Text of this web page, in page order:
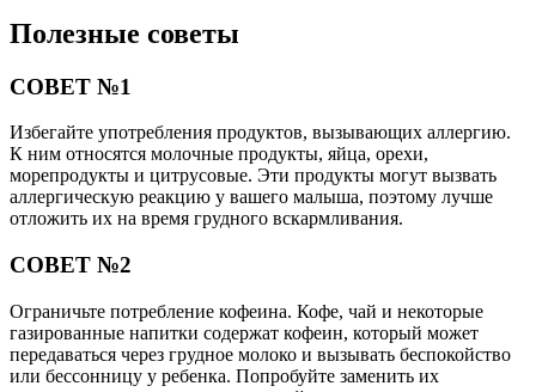
Полезные советы
СОВЕТ №1
Избегайте употребления продуктов, вызывающих аллергию.
К ним относятся молочные продукты, яйца, орехи,
морепродукты и цитрусовые. Эти продукты могут вызвать
аллергическую реакцию у вашего малыша, поэтому лучше
отложить их на время грудного вскармливания.
СОВЕТ №2
Ограничьте потребление кофеина. Кофе, чай и некоторые
газированные напитки содержат кофеин, который может
передаваться через грудное молоко и вызывать беспокойство
или бессонницу у ребенка. Попробуйте заменить их